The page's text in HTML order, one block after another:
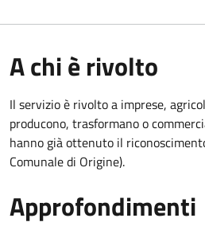
A chi è rivolto
Il servizio è rivolto a imprese,
producono, trasformano o
hanno già ottenuto il
Comunale di Origine).
Approfondimenti